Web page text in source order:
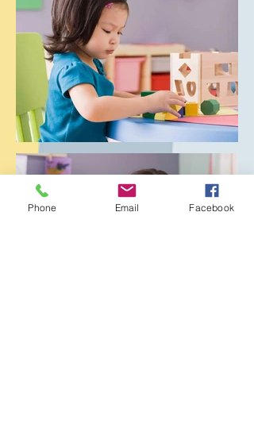
Phone Email Facebook